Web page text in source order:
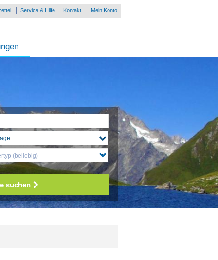
Service & Hilfe Kontakt Mein Konto
(beliebig)
suchen